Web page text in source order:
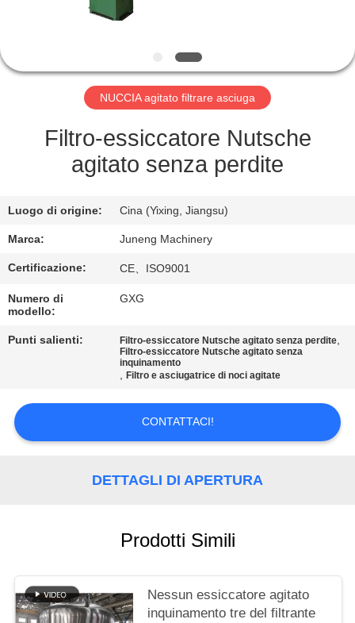
FABBRICA
CONTROLLO
DI
QUALITÀ
CONTATTACI
NOTIZIE
CASI
COMPANY
NEWS
DEL
SITO
PRIVACY
NUCCIA agitato filtrare asciuga
Filtro-essiccatore Nutsche
agitato senza perdite
Luogo di origine: Cina (Yixing, Jiangsu)
Marca: Juneng Machinery
Certificazione: CE、ISO9001
Numero di
modello:
GXG
Punti salienti: Filtro-essiccatore Nutsche agitato senza perdite,
Filtro-essiccatore Nutsche agitato senza
inquinamento
,Filtro e asciugatrice di noci agitate
CONTATTACI!
DETTAGLI DI APERTURA
Prodotti Simili
Nessun essiccatore agitato
inquinamento tre del filtrante